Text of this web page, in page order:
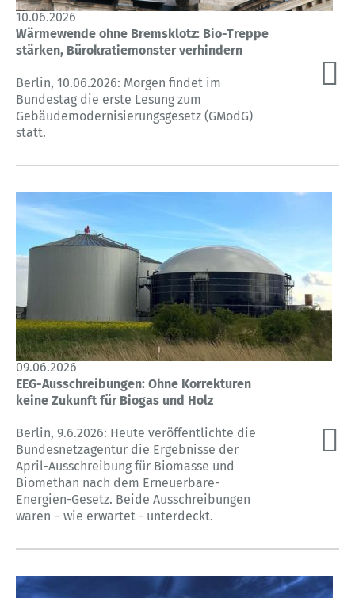
10.06.2026
Wärmewende ohne Bremsklotz: Bio-Treppe
stärken, Bürokratiemonster verhindern
Berlin, 10.06.2026: Morgen findet im
Bundestag die erste Lesung zum
Gebäudemodernisierungsgesetz (GModG)
statt.
09.06.2026
EEG-Ausschreibungen: Ohne Korrekturen
keine Zukunft für Biogas und Holz
Berlin, 9.6.2026: Heute veröffentlichte die
Bundesnetzagentur die Ergebnisse der
April-Ausschreibung für Biomasse und
Biomethan nach dem Erneuerbare-
Energien-Gesetz. Beide Ausschreibungen
waren – wie erwartet - unterdeckt.